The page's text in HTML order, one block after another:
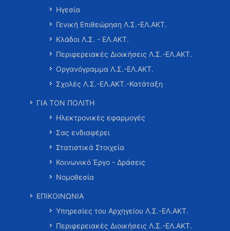
Ηγεσία
Γενική Επιθεώρηση Λ.Σ.-ΕΛ.ΑΚΤ.
Κλάδοι Λ.Σ. - ΕΛ.ΑΚΤ.
Περιφερειακές Διοικήσεις Λ.Σ.-ΕΛ.ΑΚΤ.
Οργανόγραμμα Λ.Σ.-ΕΛ.ΑΚΤ.
Σχολές Λ.Σ.-ΕΛ.ΑΚΤ.-Κατάταξη
ΓΙΑ ΤΟΝ ΠΟΛΙΤΗ
Ηλεκτρονικές εφαρμογές
Σας ενδιαφέρει
Στατιστικά Στοιχεία
Κοινωνικό Έργο - Δράσεις
Νομοθεσία
ΕΠΙΚΟΙΝΩΝΙΑ
Υπηρεσίες του Αρχηγείου Λ.Σ.-ΕΛ.ΑΚΤ.
Περιφερειακές Διοικήσεις Λ.Σ.-ΕΛ.ΑΚΤ.